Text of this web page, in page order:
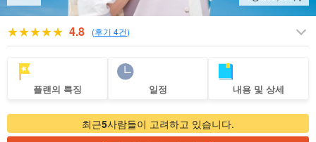
4.8 (후기 4건)
플랜의 특징 일정 내용 및 상세
최근5사람들이 고려하고 있습니다.